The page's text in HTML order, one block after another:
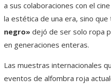
a sus colaboraciones con el
la estética de una era, sino
negro» dejó de ser solo ropa
en generaciones enteras.
Las muestras internacionales
eventos de alfombra roja